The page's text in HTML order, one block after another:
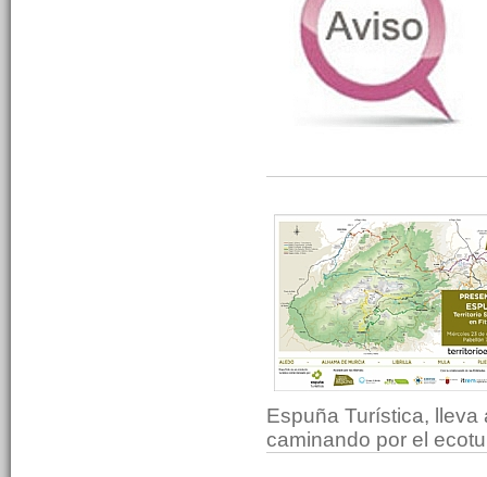
Espuña Turística, lleva
caminando por el